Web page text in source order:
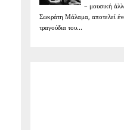
– μουσική
Σωκράτη Μάλαμα, αποτελεί
τραγούδια του...